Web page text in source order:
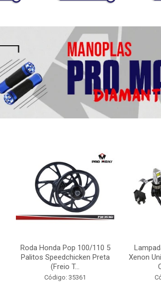
Roda Honda Pop 100/110 5
Palitos Speedchicken Preta
(Freio T...
Código: 35361
Xenon